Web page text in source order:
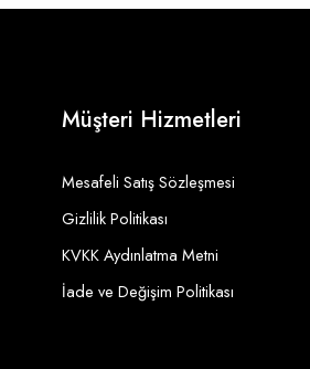
Müşteri Hizmetleri
Mesafeli Satış Sözleşmesi
Gizlilik Politikası
KVKK Aydınlatma Metni
İade ve Değişim Politikası